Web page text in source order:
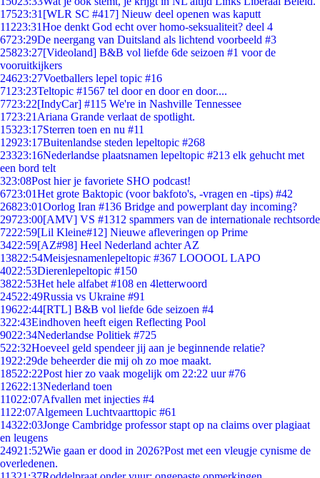
17523:31 [WLR SC #417] Nieuw deel openen was kaputt
11223:31Hoe denkt God echt over homo-seksualiteit? deel 4
6723:29De neergang van Duitsland als lichtend voorbeeld #3
25823:27[Videoland] B&B vol liefde 6de seizoen #1 voor de
vooruitkijkers
24623:27Voetballers lepel topic #16
71 23:23Teltopic #1567 tel door en door en door....
7723:22[IndyCar] #115 We're in Nashville Tennessee
1723:21 Ariana Grande verlaat de spotlight.
15323:17Sterren toen en nu #11
12923:17Buitenlandse steden lepeltopic #268
23323:16Nederlandse plaatsnamen lepeltopic #213 elk gehucht met
een bord telt
323:08Post hier je favoriete SHO podcast!
6723:01Het grote Baktopic (voor bakfoto's, -vragen en -tips) #42
26823:01Oorlog Iran #136 Bridge and powerplant day incoming?
29723:00[AMV] VS #1312 spammers van de internationale rechtsorde
7222:59[Lil Kleine#12] Nieuwe afleveringen op Prime
3422:59[AZ#98] Heel Nederland achter AZ
13822:54Meisjesnamenlepeltopic #367 LOOOOL LAPO
4022:53Dierenlepeltopic #150
3822:53Het hele alfabet #108 en 4letterwoord
24522:49Russia vs Ukraine #91
19622:44[RTL] B&B vol liefde 6de seizoen #4
322:43Eindhoven heeft eigen Reflecting Pool
9022:34Nederlandse Politiek #725
522:32Hoeveel geld spendeer jij aan je beginnende relatie?
1922:29de beheerder die mij oh zo moe maakt.
18522:22Post hier zo vaak mogelijk om 22:22 uur #76
12622:13Nederland toen
11022:07Afvallen met injecties #4
11 22:07Algemeen Luchtvaarttopic #61
14322:03Jonge Cambridge professor stapt op na claims over plagiaat
en leugens
24921:52Wie gaan er dood in 2026?Post met een vleugje cynisme de
overledenen.